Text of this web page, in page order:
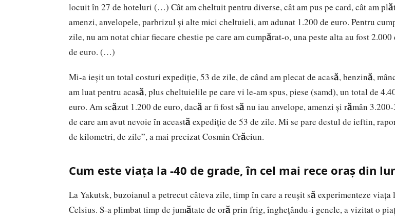
locuit în 27 de hoteluri (…) Cât am cheltuit pentru diverse, cât am pus pe card, cât am
amenzi, anvelopele, parbrizul şi alte mici cheltuieli, am adunat 1.200 de euro. Pentru
zile, nu am notat chiar fiecare chestie pe care am cumpărat-o, una peste alta au fost
de euro. (…)
Mi-a ieşit un total costuri expediţie, 53 de zile, de când am plecat de acasă, benzină,
am luat pentru acasă, plus cheltuielile pe care vi le-am spus, piese (samd), un total de
euro. Am scăzut 1.200 de euro, dacă ar fi fost să nu iau anvelope, amenzi şi rămân
de care am avut nevoie în această expediţie de 53 de zile. Mi se pare destul de ieftin,
de kilometri, de zile”, a mai precizat Cosmin Crăciun.
Cum este viața la -40 de grade, în cel mai rece oraș din
La Yakutsk, buzoianul a petrecut câteva zile, timp în care a reuşit să experimenteze viaţa
Celsius. S-a plimbat timp de jumătate de oră prin frig, îngheţându-i genele, a vizitat o